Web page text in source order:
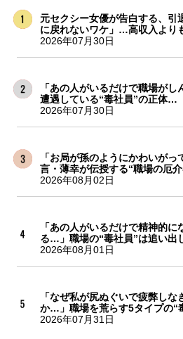
元セクシー女優が告白する、引
に戻れないワケ」…高収入より
2026年07月30日
「あの人がいるだけで職場がし
遭遇している“毒社員”の正体…
2026年07月30日
「お局が孫のようにかわいがっ
言・薄幸が伝授する“職場の厄
2026年08月02日
「あの人がいるだけで精神的に
る…」職場の“毒社員”は追い出
2026年08月01日
「なぜ私が尻ぬぐいで疲弊しな
か…」職場を荒らす5タイプの“
2026年07月31日